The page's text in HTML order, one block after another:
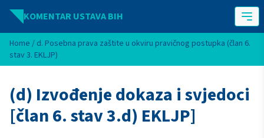
Idi na sadržaj
KOMENTAR USTAVA BIH
Home / d. Posebna prava zaštite u okviru pravičnog postupka (član 6.
stav 3. EKLJP)
(d) Izvođenje dokaza i svjedoci
[član 6. stav 3.d) EKLJP]